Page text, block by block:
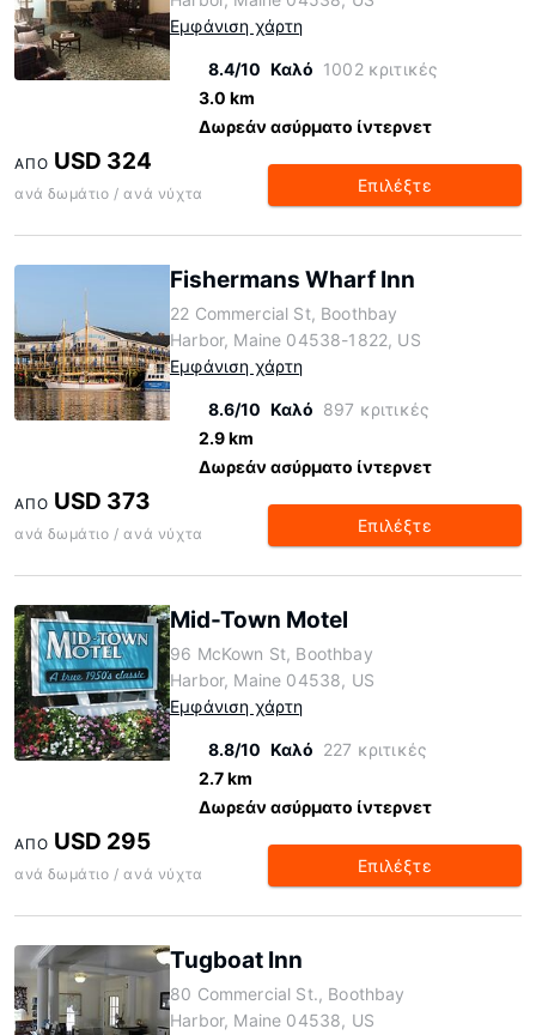
Εμφάνιση χάρτη
8.4/10 Καλό 1002 κριτικές
3.0 km
Δωρεάν ασύρματο ίντερνετ
ΑΠΌ USD 324
ανά δωμάτιο / ανά νύχτα Επιλέξτε
Fishermans Wharf Inn
22 Commercial St, Boothbay
Harbor, Maine 04538-1822, US
Εμφάνιση χάρτη
8.6/10 Καλό 897 κριτικές
2.9 km
Δωρεάν ασύρματο ίντερνετ
ΑΠΌ USD 373
ανά δωμάτιο / ανά νύχτα Επιλέξτε
Mid-Town Motel
96 McKown St, Boothbay
Harbor, Maine 04538, US
Εμφάνιση χάρτη
8.8/10 Καλό 227 κριτικές
2.7 km
Δωρεάν ασύρματο ίντερνετ
ΑΠΌ USD 295
ανά δωμάτιο / ανά νύχτα Επιλέξτε
Tugboat Inn
80 Commercial St., Boothbay
Harbor, Maine 04538, US